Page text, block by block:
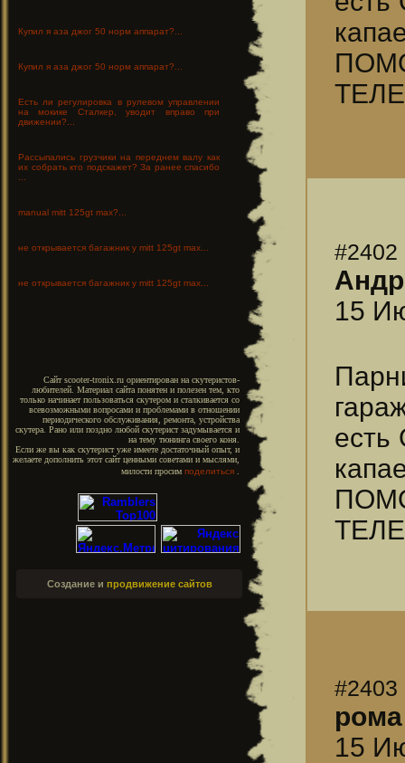
Купил я аза джог 50 норм аппарат?...
Купил я аза джог 50 норм аппарат?...
Есть ли регулировка в рулевом управлении
на мокике Сталкер, уводит вправо при
движении?...
Рассыпались грузчики на переднем валу как
их собрать кто подскажет? За ранее спасибо
...
manual mitt 125gt max?...
не открывается багажник у mitt 125gt max...
не открывается багажник у mitt 125gt max...
Сайт scooter-tronix.ru ориентирован на скутеристов-
любителей. Материал сайта понятен и полезен тем, кто
только начинает пользоваться скутером и сталкивается со
всевозможными вопросами и проблемами в отношении
периодического обслуживания, ремонта, устройства
скутера. Рано или поздно любой скутерист задумывается и
на тему тюнинга своего коня.
Если же вы как скутерист уже имеете достаточный опыт, и
желаете дополнить этот сайт ценными советами и мыслями,
милости просим поделиться .
Создание и продвижение сайтов
#2402
15
есть
#2403
рома
15